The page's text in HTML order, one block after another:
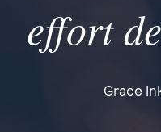
effort
Grace